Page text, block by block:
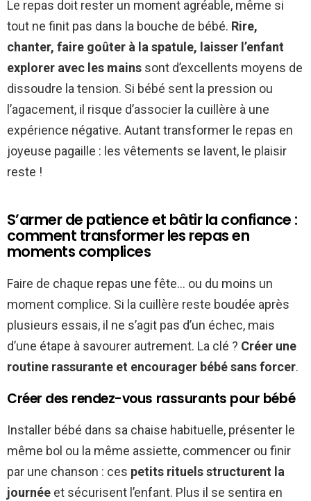
Le repas doit rester un moment agréable, même si
tout ne finit pas dans la bouche de bébé. Rire,
chanter, faire goûter à la spatule, laisser l’enfant
explorer avec les mains sont d’excellents moyens de
dissoudre la tension. Si bébé sent la pression ou
l’agacement, il risque d’associer la cuillère à une
expérience négative. Autant transformer le repas en
joyeuse pagaille : les vêtements se lavent, le plaisir
reste !
S’armer de patience et bâtir la confiance :
comment transformer les repas en
moments complices
Faire de chaque repas une fête… ou du moins un
moment complice. Si la cuillère reste boudée après
plusieurs essais, il ne s’agit pas d’un échec, mais
d’une étape à savourer autrement. La clé ? Créer une
routine rassurante et encourager bébé sans forcer.
Créer des rendez-vous rassurants pour bébé
Installer bébé dans sa chaise habituelle, présenter le
même bol ou la même assiette, commencer ou finir
par une chanson : ces petits rituels structurent la
journée et sécurisent l’enfant. Plus il se sentira en